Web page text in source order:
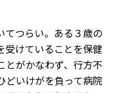
つらい。ある３歳の
受けていることを保健
とがかなわず、行方不
どいけがを負って病院